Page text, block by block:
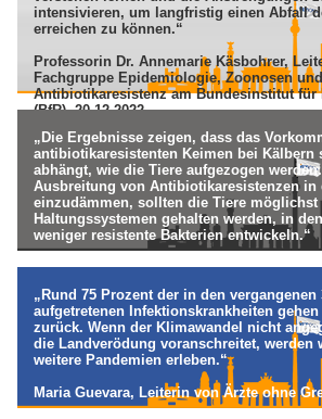
intensivieren, um langfristig einen Abfall
erreichen zu können.“
Professorin Dr. Annemarie Käsbohrer,
Fachgruppe Epidemiologie, Zoonosen und
Antibiotikaresistenz am Bundesinstitut für
(BfR), 20.12.2022
„Die Ergebnisse zeigen, dass das
antibiotikaresistenten Keimen bei Kälbern
abhängt, wie die Tiere aufgezogen
Ausbreitung von Antibiotikaresistenzen in
einzudämmen, sollten die Tiere möglichst
Haltungssystemen gehalten werden, in
weniger resistente Bakterien entwickeln.“
Friedel Cramer, Präsident des
8.12.2022
„Rund 75 Prozent der in den vergangenen
aufgetretenen Infektionskrankheiten
zurück. Wenn der Klimawandel nicht
die Landverödung voranschreitet, werden
weitere Pandemien erleben.“
Maria Guevara, Leiterin von Ärzte ohne